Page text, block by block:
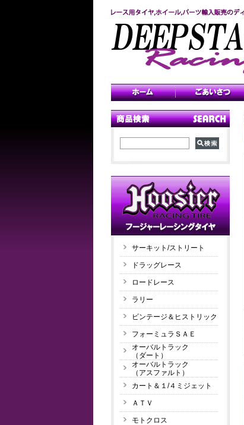
サーキット/ストリート
ドラッグレース
ロードレース
ラリー
ビンテージ＆ヒストリック
フォーミュラＳＡＥ
オーバルトラック
（ダート）
オーバルトラック
（アスファルト）
カート＆１/４ミジェット
ＡＴＶ
モトクロス